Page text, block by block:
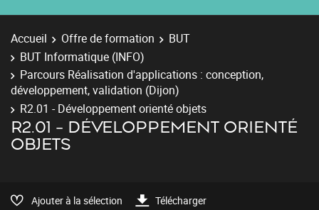
Accueil Offre de formation
BUT
BUT Informatique (INFO)
Parcours Réalisation d'applications : conception,
développement, validation (Dijon)
R2.01 - Développement orienté objets
R2.01 - DÉVELOPPEMENT ORIENTÉ
OBJETS
Ajouter à la sélection Télécharger